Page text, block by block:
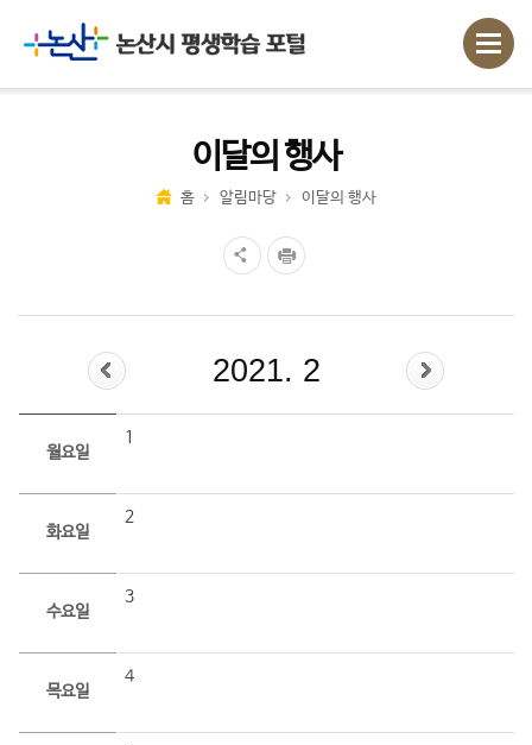
이달의 행사
홈 알림마당 이달의 행사
2021. 2
월요일
1
화요일
2
수요일
3
목요일
4